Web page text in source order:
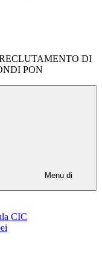
DI
PON
Menu di
CIC